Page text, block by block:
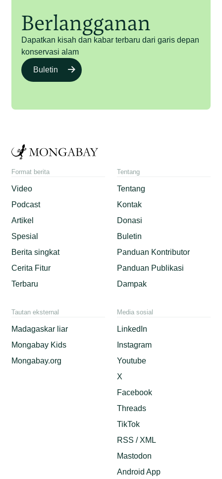
Berlangganan
Dapatkan kisah dan kabar terbaru dari garis depan
konservasi alam
Buletin
Format berita
Video
Podcast
Artikel
Spesial
Berita singkat
Cerita Fitur
Terbaru
Tentang
Tentang
Kontak
Donasi
Buletin
Panduan Kontributor
Panduan Publikasi
Dampak
Tautan eksternal
Madagaskar liar
Mongabay Kids
Mongabay.org
Media sosial
LinkedIn
Instagram
Youtube
X
Facebook
Threads
TikTok
RSS / XML
Mastodon
Android App